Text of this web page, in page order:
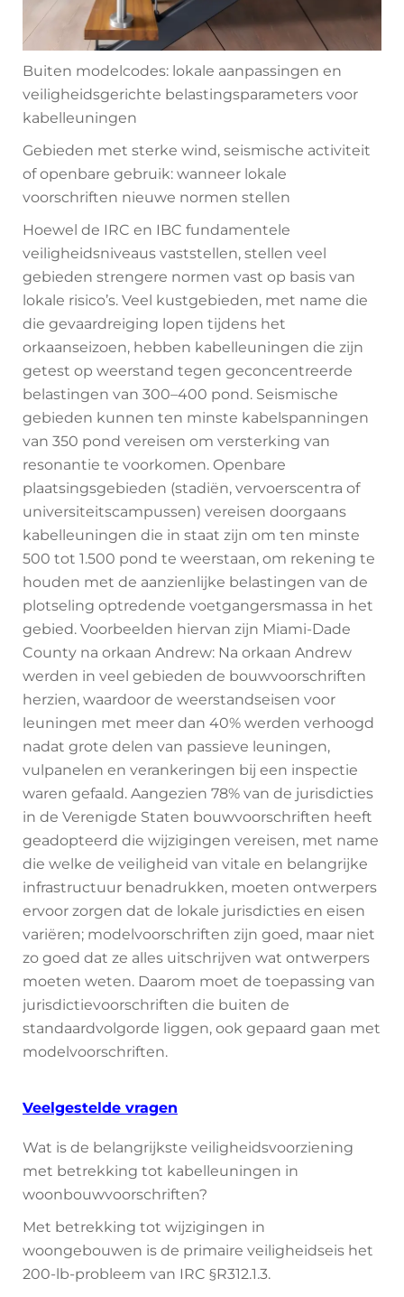
Buiten modelcodes: lokale aanpassingen en
veiligheidsgerichte belastingsparameters voor
kabelleuningen
Gebieden met sterke wind, seismische activiteit
of openbare gebruik: wanneer lokale
voorschriften nieuwe normen stellen
Hoewel de IRC en IBC fundamentele
veiligheidsniveaus vaststellen, stellen veel
gebieden strengere normen vast op basis van
lokale risico’s. Veel kustgebieden, met name die
die gevaardreiging lopen tijdens het
orkaanseizoen, hebben kabelleuningen die zijn
getest op weerstand tegen geconcentreerde
belastingen van 300–400 pond. Seismische
gebieden kunnen ten minste kabelspanningen
van 350 pond vereisen om versterking van
resonantie te voorkomen. Openbare
plaatsingsgebieden (stadiën, vervoerscentra of
universiteitscampussen) vereisen doorgaans
kabelleuningen die in staat zijn om ten minste
500 tot 1.500 pond te weerstaan, om rekening te
houden met de aanzienlijke belastingen van de
plotseling optredende voetgangersmassa in het
gebied. Voorbeelden hiervan zijn Miami-Dade
County na orkaan Andrew: Na orkaan Andrew
werden in veel gebieden de bouwvoorschriften
herzien, waardoor de weerstandseisen voor
leuningen met meer dan 40% werden verhoogd
nadat grote delen van passieve leuningen,
vulpanelen en verankeringen bij een inspectie
waren gefaald. Aangezien 78% van de jurisdicties
in de Verenigde Staten bouwvoorschriften heeft
geadopteerd die wijzigingen vereisen, met name
die welke de veiligheid van vitale en belangrijke
infrastructuur benadrukken, moeten ontwerpers
ervoor zorgen dat de lokale jurisdicties en eisen
variëren; modelvoorschriften zijn goed, maar niet
zo goed dat ze alles uitschrijven wat ontwerpers
moeten weten. Daarom moet de toepassing van
jurisdictievoorschriften die buiten de
standaardvolgorde liggen, ook gepaard gaan met
modelvoorschriften.
Veelgestelde vragen
Wat is de belangrijkste veiligheidsvoorziening
met betrekking tot kabelleuningen in
woonbouwvoorschriften?
Met betrekking tot wijzigingen in
woongebouwen is de primaire veiligheidseis het
200-lb-probleem van IRC §R312.1.3.